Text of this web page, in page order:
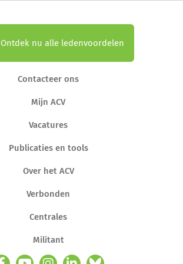
Ontdek nu alle ledenvoordelen
Contacteer ons
Mijn ACV
Vacatures
Publicaties en tools
Over het ACV
Verbonden
Centrales
Militant